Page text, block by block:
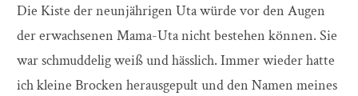
Die Kiste der neunjährigen Uta würde vor den Augen
der erwachsenen Mama-Uta nicht bestehen können. Sie
war schmuddelig weiß und hässlich. Immer wieder hatte
ich kleine Brocken herausgepult und den Namen meines